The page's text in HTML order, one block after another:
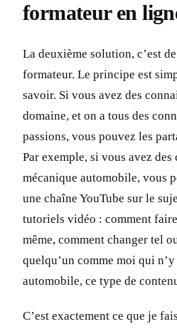
formateur en
La deuxième solution, c’est
formateur. Le principe est
savoir. Si vous avez des
domaine, et on a tous des
passions, vous pouvez les
Par exemple, si vous avez des
mécanique automobile, vous
une chaîne YouTube sur le
tutoriels vidéo : comment
même, comment changer tel
quelqu’un comme moi qui
automobile, ce type de
C’est exactement ce que je